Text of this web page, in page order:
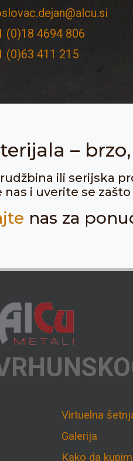
(0)18 4694 806
(0)63 411 215
–
ili serijska
i uverite se zašto
nas za
Virtuelna
Galerija
Kako da kupim